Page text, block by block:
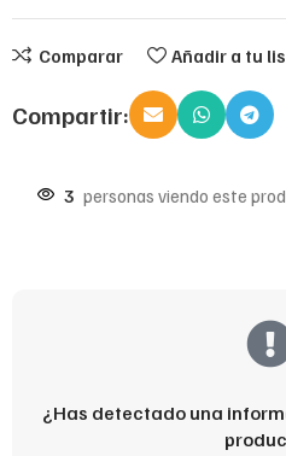
Comparar Añadir a tu
Compartir:
3 personas viendo este
¿Has detectado una